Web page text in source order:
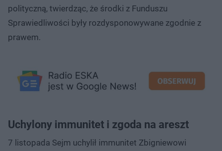
polityczną, twierdząc, że środki z Funduszu
Sprawiedliwości były rozdysponowywane zgodnie z
prawem.
Uchylony immunitet i zgoda na areszt
7 listopada Sejm uchylił immunitet Zbigniewowi